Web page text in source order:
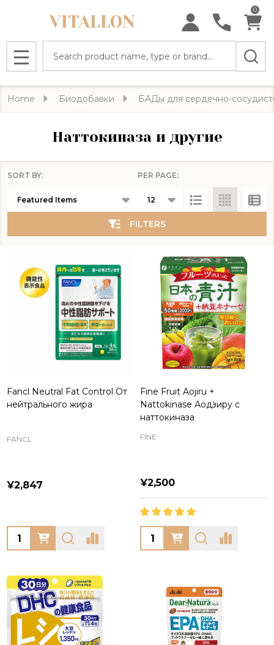
VITALLON
0
MENU
Home Биодобавки БАДы для сердечно-
Наттокиназа и другие
List
SORT BY: PER PAGE:
FILTERS
Fancl Neutral Fat Control От
нейтрального жира
FANCL
¥2,847
Quantity:
Fine Fruit Aojiru +
Nattokinase Аодзиру с
наттокиназа
FINE
¥2,500
Quantity: